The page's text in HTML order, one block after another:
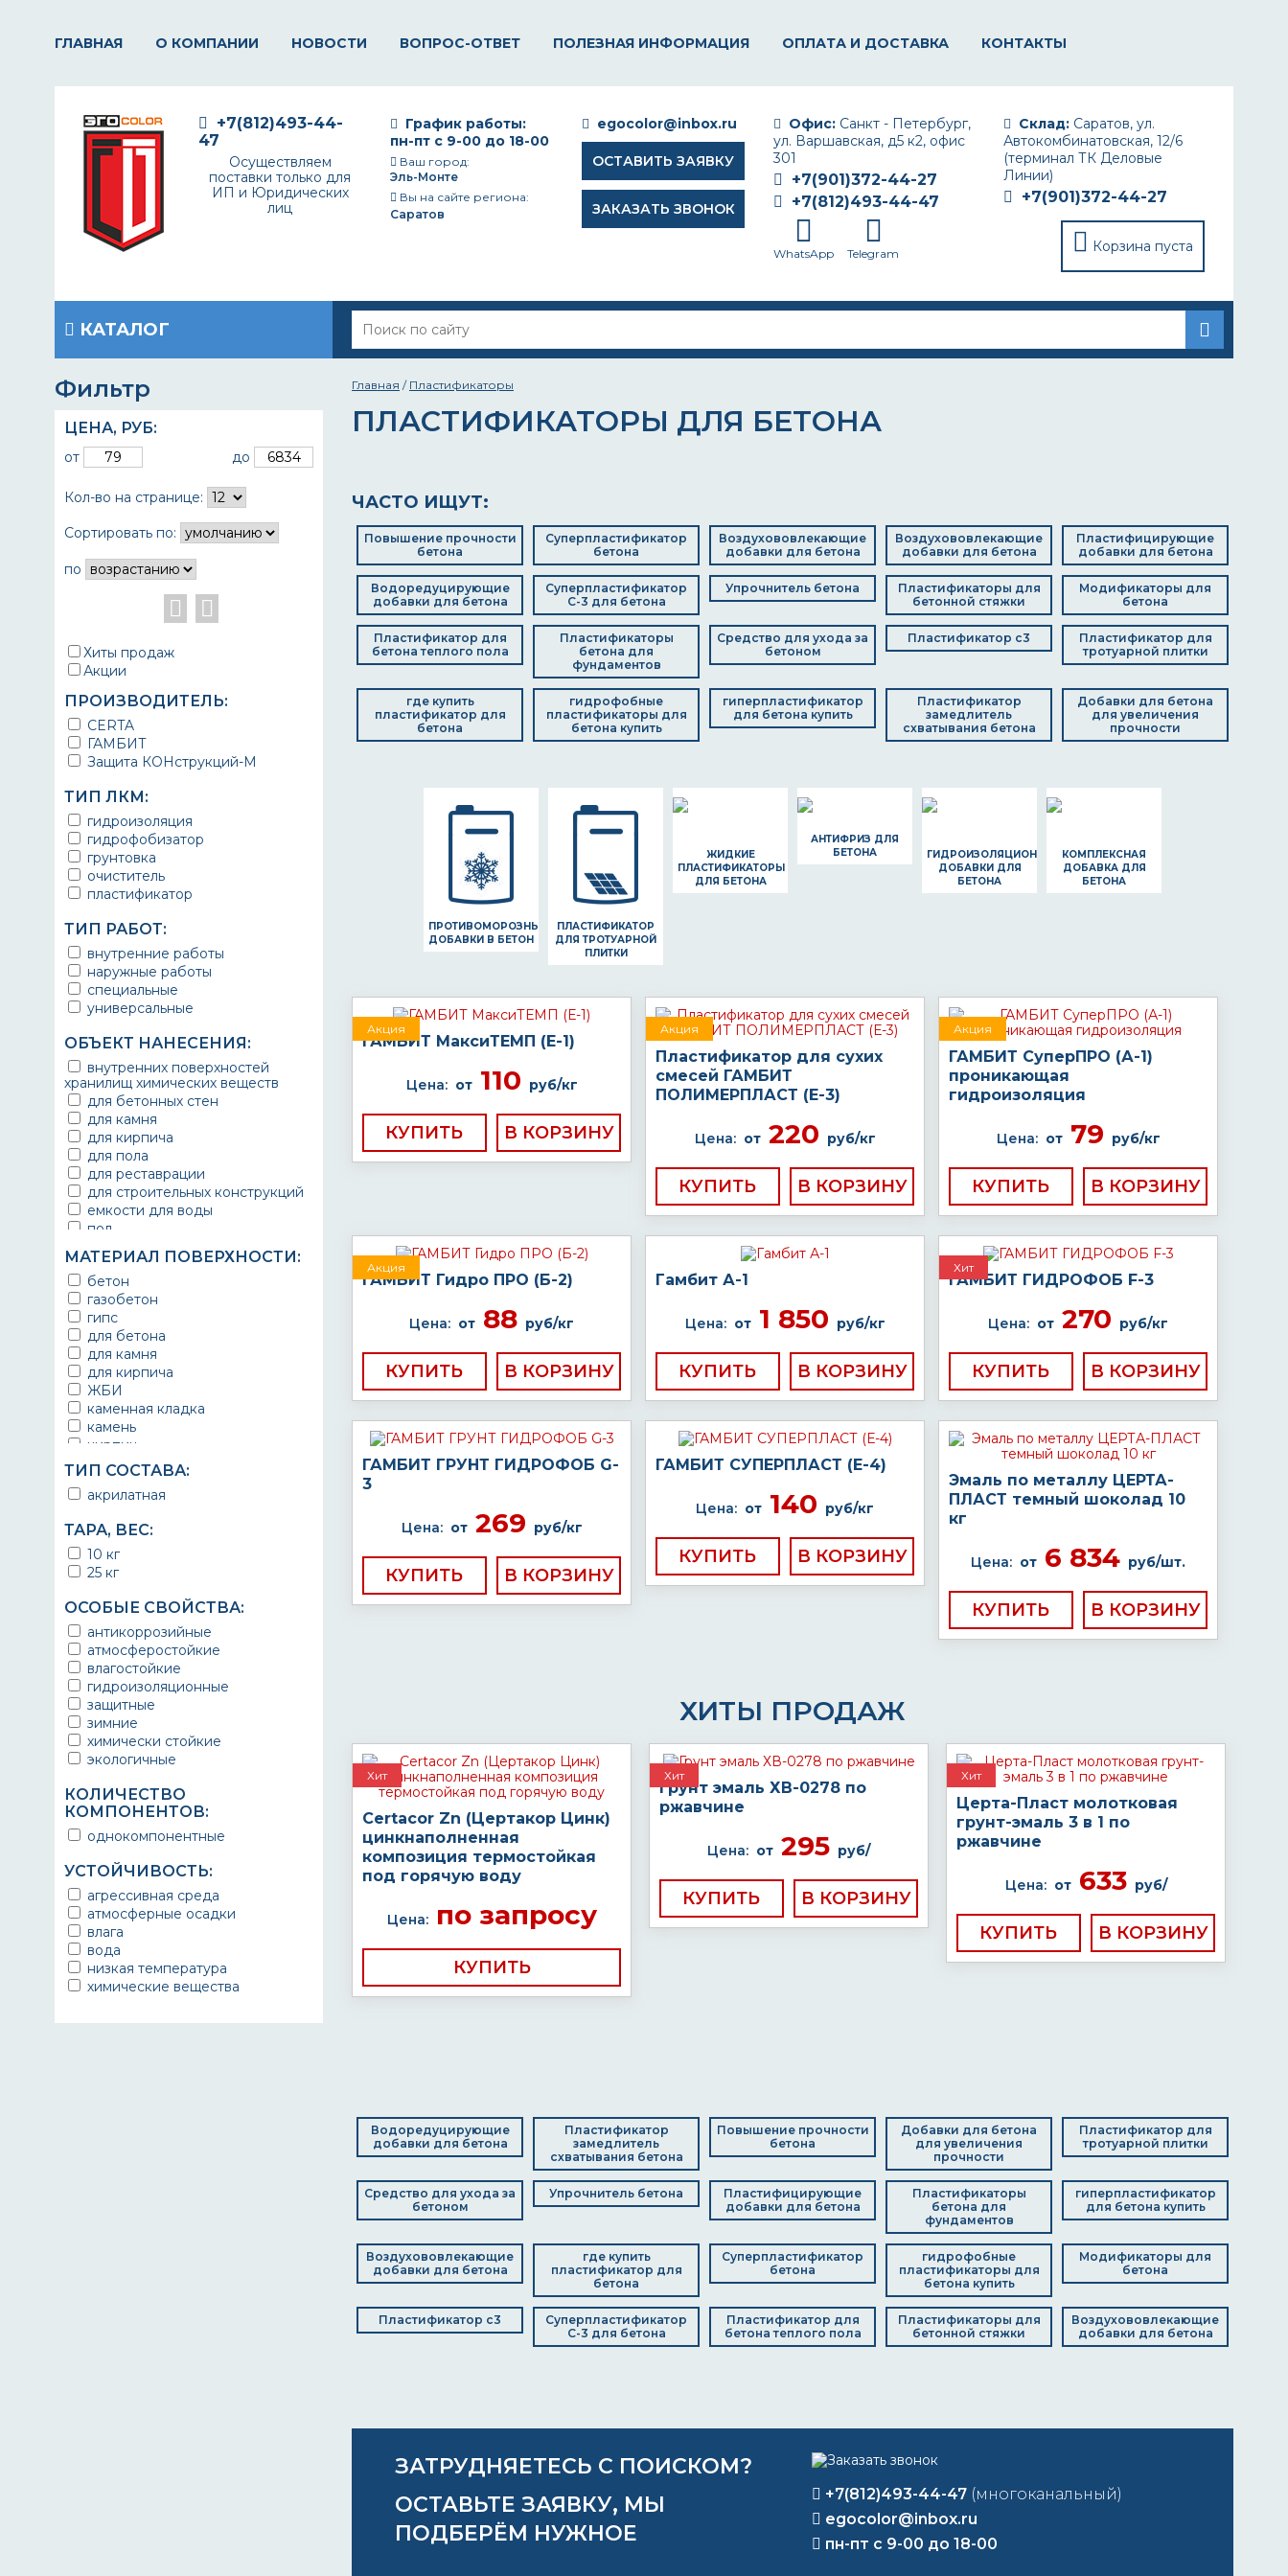
ГЛАВНАЯ О КОМПАНИИ НОВОСТИ ВОПРОС-ОТВЕТ ПОЛЕЗНАЯ ИНФОРМАЦИЯ ОПЛАТА И ДОСТАВКА КОНТАКТЫ
Склад: Саратов, ул.
Автокомбинатовская, 12/6
(терминал ТК Деловые
Линии)
+7(901)372-44-27
Корзина пуста
Офис: Санкт - Петербург,
ул. Варшавская, д5 к2, офис
301
+7(901)372-44-27
+7(812)493-44-47
WhatsApp Telegram
egocolor@inbox.ru
ОСТАВИТЬ ЗАЯВКУ
ЗАКАЗАТЬ ЗВОНОК
График работы:
пн-пт с 9-00 до 18-00
Ваш город:
Эль-Монте
Вы на сайте региона:
Саратов
+7(812)493-44-
47
Осуществляем
поставки только для
ИП и Юридических
лиц
КАТАЛОГ
Фильтр
ЦЕНА, РУБ:
от до
Кол-во на странице:
Сортировать по:
по
Хиты продаж
Акции
ПРОИЗВОДИТЕЛЬ:
CERTA
ГАМБИТ
Защита КОНструкций-М
ТИП ЛКМ:
гидроизоляция
гидрофобизатор
грунтовка
очиститель
пластификатор
ТИП РАБОТ:
внутренние работы
наружные работы
специальные
универсальные
ОБЪЕКТ НАНЕСЕНИЯ:
внутренних поверхностей
хранилищ химических веществ
для бетонных стен
для камня
для кирпича
для пола
для реставрации
для строительных конструкций
емкости для воды
пол
резервуары
заливка бетона
строительно-ремонтные работы
тротуарная плитка
МАТЕРИАЛ ПОВЕРХНОСТИ:
бетон
газобетон
гипс
для бетона
для камня
для кирпича
ЖБИ
каменная кладка
камень
кирпич
на штукатурку
по бетонному полу
по бетону
штукатурка
ТИП СОСТАВА:
акрилатная
ТАРА, ВЕС:
10 кг
25 кг
ОСОБЫЕ СВОЙСТВА:
антикоррозийные
атмосферостойкие
влагостойкие
гидроизоляционные
защитные
зимние
химически стойкие
экологичные
КОЛИЧЕСТВО
КОМПОНЕНТОВ:
однокомпонентные
УСТОЙЧИВОСТЬ:
агрессивная среда
атмосферные осадки
влага
вода
низкая температура
химические вещества
Главная / Пластификаторы
ПЛАСТИФИКАТОРЫ ДЛЯ БЕТОНА
ЧАСТО ИЩУТ:
Повышение прочности
бетона
Суперпластификатор
бетона
Воздухововлекающие
добавки для бетона
Воздухововлекающие
добавки для бетона
Пластифицирующие
добавки для бетона
Водоредуцирующие
добавки для бетона
Суперпластификатор
С-3 для бетона
Упрочнитель бетона
Пластификаторы для
бетонной стяжки
Модификаторы для
бетона
Пластификатор для
бетона теплого пола
Пластификаторы
бетона для
фундаментов
Средство для ухода за
бетоном
Пластификатор с3
Пластификатор для
тротуарной плитки
где купить
пластификатор для
бетона
гидрофобные
пластификаторы для
бетона купить
гиперпластификатор
для бетона купить
Пластификатор
замедлитель
схватывания бетона
Добавки для бетона
для увеличения
прочности
ПРОТИВОМОРОЗНЫЕ
ДОБАВКИ В БЕТОН
ПЛАСТИФИКАТОР
ДЛЯ ТРОТУАРНОЙ
ПЛИТКИ
ЖИДКИЕ
ПЛАСТИФИКАТОРЫ
ДЛЯ БЕТОНА
АНТИФРИЗ ДЛЯ
БЕТОНА
ГИДРОИЗОЛЯЦИОННЫЕ
ДОБАВКИ ДЛЯ
БЕТОНА
КОМПЛЕКСНАЯ
ДОБАВКА ДЛЯ
БЕТОНА
Акция
ГАМБИТ МаксиТЕМП (Е-1)
Цена: от110 руб/кг
КУПИТЬ
Акция
Пластификатор для сухих
смесей ГАМБИТ
ПОЛИМЕРПЛАСТ (Е-3)
Цена: от220 руб/кг
КУПИТЬ
Акция
ГАМБИТ СуперПРО (А-1)
проникающая
гидроизоляция
Цена: от79 руб/кг
КУПИТЬ
Акция
ГАМБИТ Гидро ПРО (Б-2)
Цена: от 88 руб/кг
КУПИТЬ
Гамбит А-1
Цена: от1 850 руб/кг
КУПИТЬ
Хит
ГАМБИТ ГИДРОФОБ F-3
Цена: от 270 руб/кг
КУПИТЬ
ГАМБИТ ГРУНТ ГИДРОФОБ G-
3
Цена: от269 руб/кг
КУПИТЬ
ГАМБИТ СУПЕРПЛАСТ (Е-4)
Цена: от 140 руб/кг
КУПИТЬ
Эмаль по металлу ЦЕРТА-
ПЛАСТ темный шоколад 10
кг
Цена: от 6 834 руб/шт.
КУПИТЬ
ХИТЫ ПРОДАЖ
Хит
Certacor Zn (Цертакор Цинк)
цинкнаполненная
композиция термостойкая
под горячую воду
Цена:по запросу
КУПИТЬ
Хит
Грунт эмаль ХВ-0278 по
ржавчине
Цена: от 295 руб/
КУПИТЬ
Хит
Церта-Пласт молотковая
грунт-эмаль 3 в 1 по
ржавчине
Цена: от633 руб/
КУПИТЬ
Водоредуцирующие
добавки для бетона
Пластификатор
замедлитель
схватывания бетона
Повышение прочности
бетона
Добавки для бетона
для увеличения
прочности
Пластификатор для
тротуарной плитки
Средство для ухода за
бетоном
Упрочнитель бетона
Пластифицирующие
добавки для бетона
Пластификаторы
бетона для
фундаментов
гиперпластификатор
для бетона купить
Воздухововлекающие
добавки для бетона
где купить
пластификатор для
бетона
Суперпластификатор
бетона
гидрофобные
пластификаторы для
бетона купить
Модификаторы для
бетона
Пластификатор с3
Суперпластификатор
С-3 для бетона
Пластификатор для
бетона теплого пола
Пластификаторы для
бетонной стяжки
Воздухововлекающие
добавки для бетона
ЗАТРУДНЯЕТЕСЬ С ПОИСКОМ?
ОСТАВЬТЕ ЗАЯВКУ, МЫ
ПОДБЕРЁМ НУЖНОЕ
+7(812)493-44-47 (многоканальный)
egocolor@inbox.ru
пн-пт с 9-00 до 18-00